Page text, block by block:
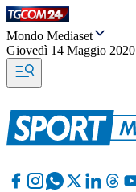
Mondo Mediaset
Giovedì 14 Maggio 2020